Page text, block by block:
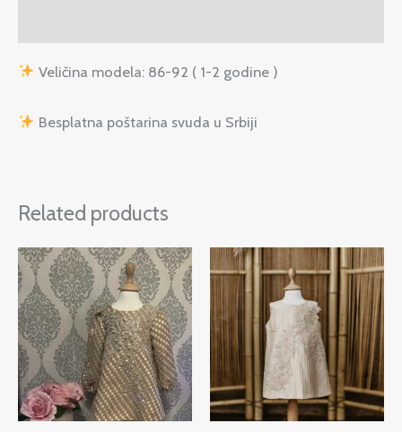
Veličina modela: 86-92 ( 1-2 godine )
Besplatna poštarina svuda u Srbiji
Related products